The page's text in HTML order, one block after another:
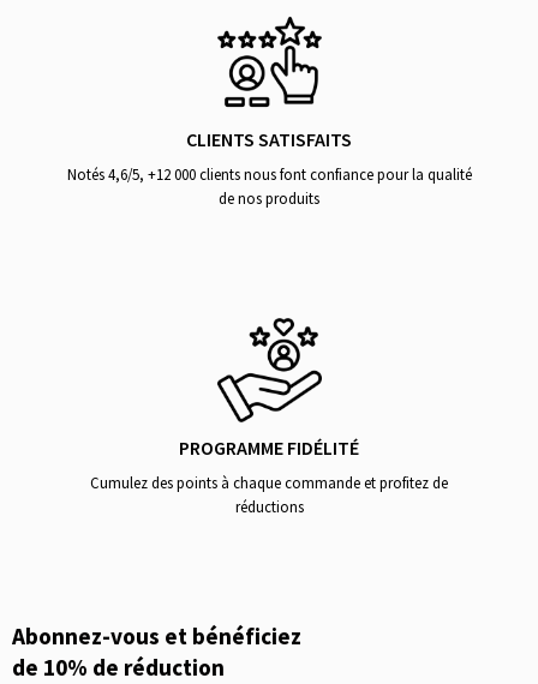
CLIENTS SATISFAITS
Notés 4,6/5, +12 000 clients nous font confiance pour la qualité
de nos produits
PROGRAMME FIDÉLITÉ
Cumulez des points à chaque commande et profitez de
réductions
Abonnez-vous et bénéficiez
de 10% de réduction